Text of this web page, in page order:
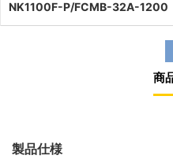
NK1100F-P/FCMB-32A-1200
商
製品仕様